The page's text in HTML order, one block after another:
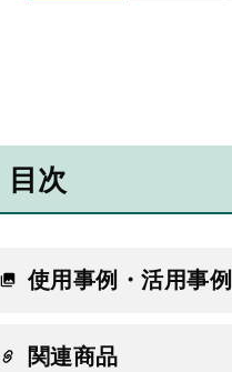
目次
使用事例・活用事例
関連商品